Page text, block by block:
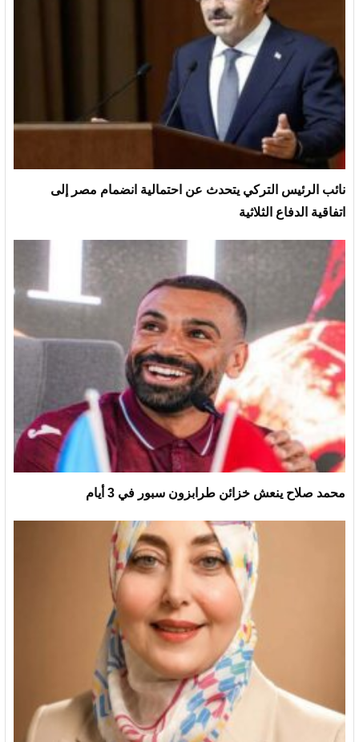
نائب الرئيس التركي يتحدث عن احتمالية انضمام مصر إلى
اتفاقية الدفاع الثلاثية
محمد صلاح ينعش خزائن طرابزون سبور في 3 أيام